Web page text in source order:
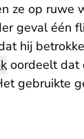
ze op ruwe
geval één
hij
oordeelt dat
gebruikte